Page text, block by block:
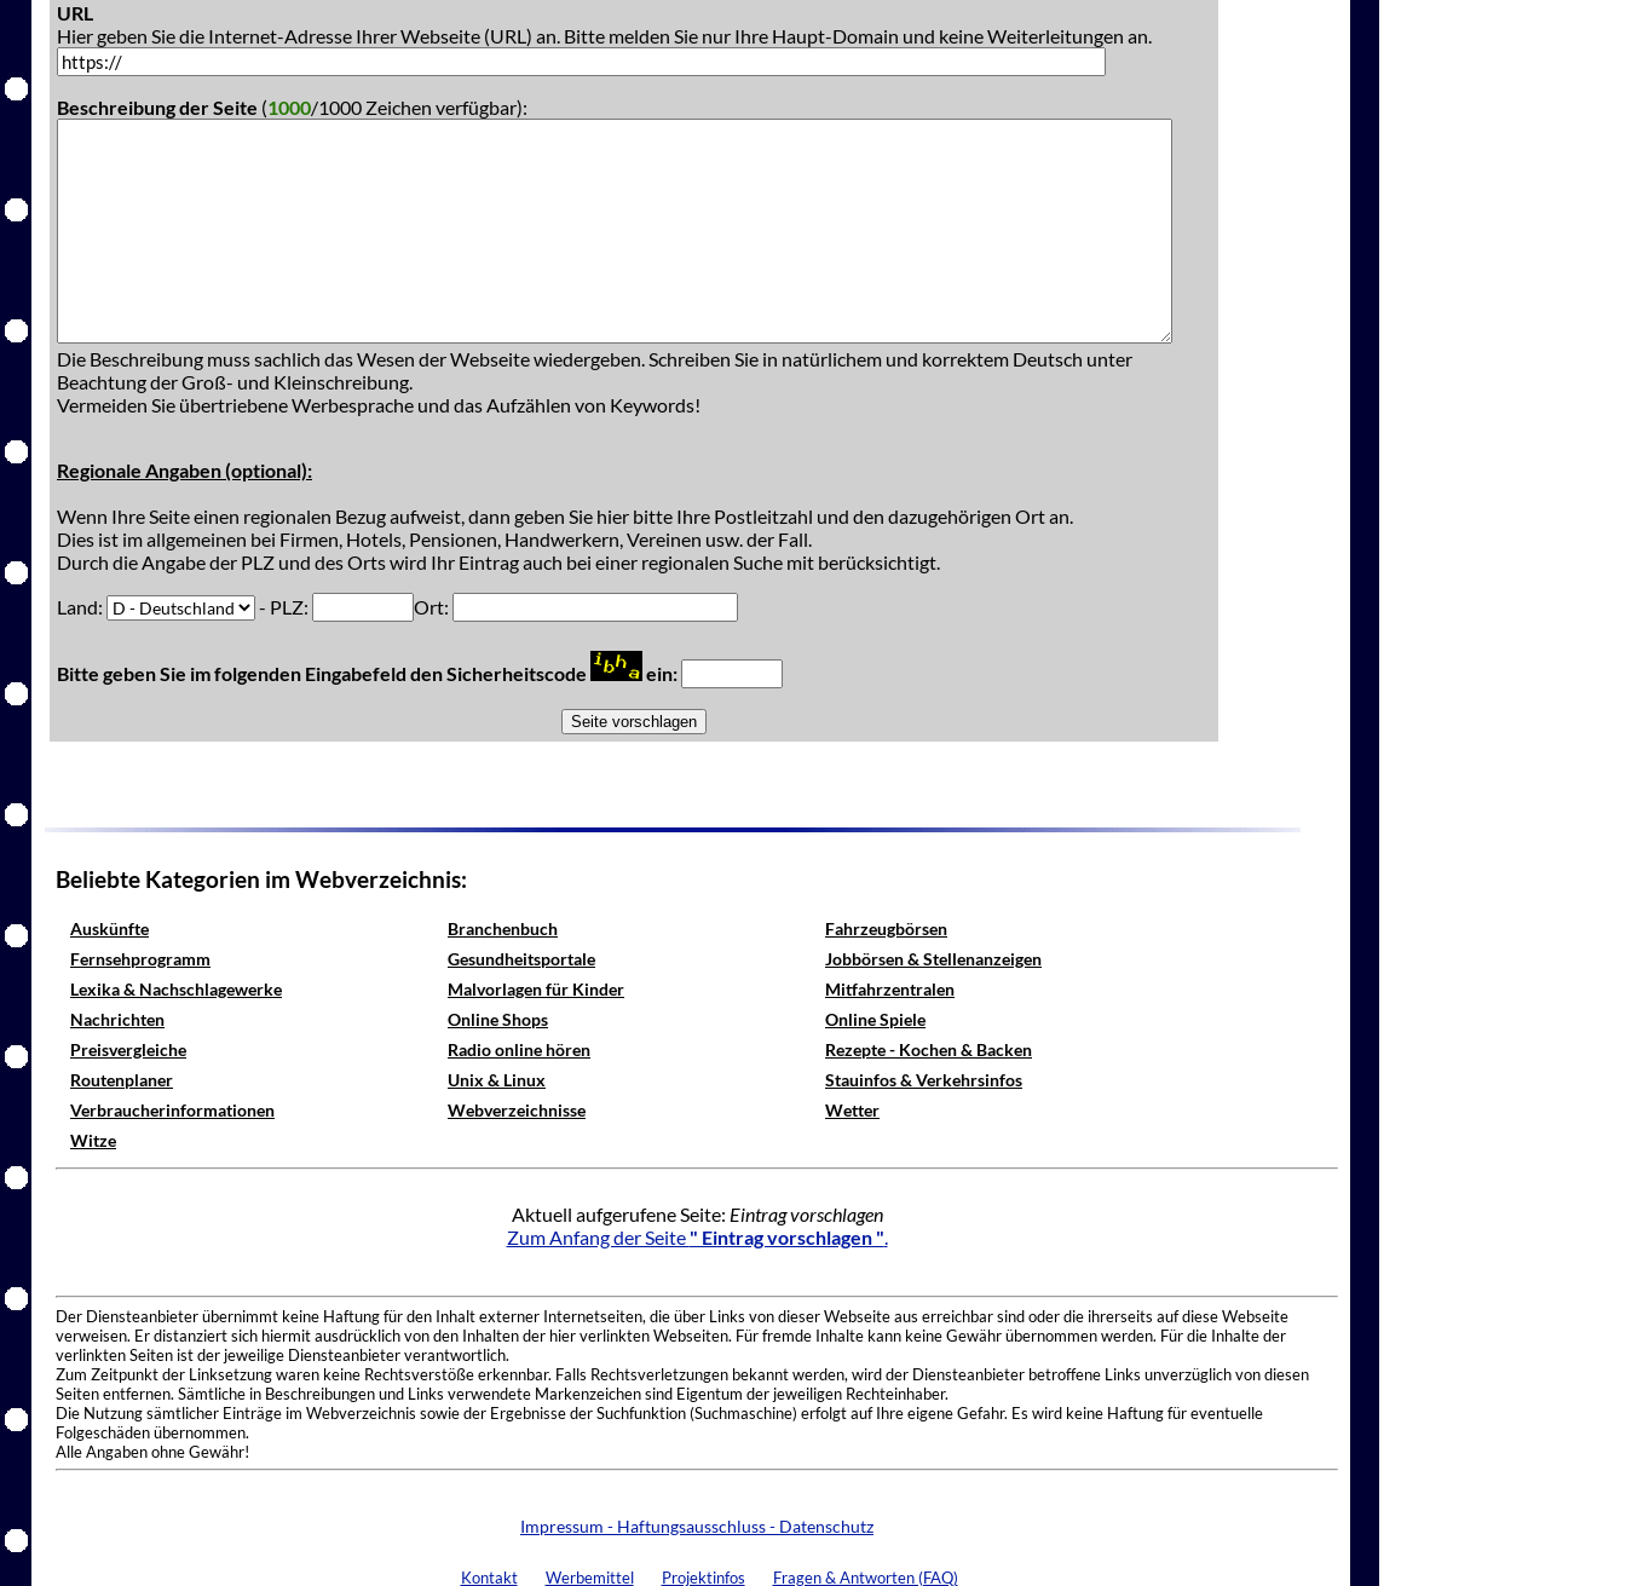
URL
Hier geben Sie die Internet-Adresse Ihrer Webseite (URL) an. Bitte melden Sie nur Ihre Haupt-Domain und keine Weiterleitungen an.
Beschreibung der Seite (1000/1000 Zeichen verfügbar):
Die Beschreibung muss sachlich das Wesen der Webseite wiedergeben. Schreiben Sie in natürlichem und korrektem Deutsch unter
Beachtung der Groß- und Kleinschreibung.
Vermeiden Sie übertriebene Werbesprache und das Aufzählen von Keywords!
Regionale Angaben (optional):
Wenn Ihre Seite einen regionalen Bezug aufweist, dann geben Sie hier bitte Ihre Postleitzahl und den dazugehörigen Ort an.
Dies ist im allgemeinen bei Firmen, Hotels, Pensionen, Handwerkern, Vereinen usw. der Fall.
Durch die Angabe der PLZ und des Orts wird Ihr Eintrag auch bei einer regionalen Suche mit berücksichtigt.
Land:
- PLZ: Ort:
Bitte geben Sie im folgenden Eingabefeld den Sicherheitscode ein:
Beliebte Kategorien im Webverzeichnis:
Auskünfte Branchenbuch
Fahrzeugbörsen
Fernsehprogramm
Gesundheitsportale
Jobbörsen & Stellenanzeigen
Lexika & Nachschlagewerke
Malvorlagen für Kinder
Mitfahrzentralen
Nachrichten
Online Shops
Online Spiele
Preisvergleiche
Radio online hören
Rezepte - Kochen & Backen
Routenplaner
Unix & Linux
Stauinfos & Verkehrsinfos
Verbraucherinformationen
Webverzeichnisse
Wetter
Witze
Aktuell aufgerufene Seite: Eintrag vorschlagen
Zum Anfang der Seite " Eintrag vorschlagen ".
Der Diensteanbieter übernimmt keine Haftung für den Inhalt externer Internetseiten, die über Links von dieser Webseite aus erreichbar sind oder die ihrerseits auf diese Webseite
verweisen. Er distanziert sich hiermit ausdrücklich von den Inhalten der hier verlinkten Webseiten. Für fremde Inhalte kann keine Gewähr übernommen werden. Für die Inhalte der
verlinkten Seiten ist der jeweilige Diensteanbieter verantwortlich.
Zum Zeitpunkt der Linksetzung waren keine Rechtsverstöße erkennbar. Falls Rechtsverletzungen bekannt werden, wird der Diensteanbieter betroffene Links unverzüglich von diesen
Seiten entfernen. Sämtliche in Beschreibungen und Links verwendete Markenzeichen sind Eigentum der jeweiligen Rechteinhaber.
Die Nutzung sämtlicher Einträge im Webverzeichnis sowie der Ergebnisse der Suchfunktion (Suchmaschine) erfolgt auf Ihre eigene Gefahr. Es wird keine Haftung für eventuelle
Folgeschäden übernommen.
Alle Angaben ohne Gewähr!
Impressum - Haftungsausschluss - Datenschutz
Kontakt Werbemittel Projektinfos Fragen & Antworten (FAQ)